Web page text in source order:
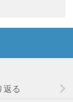
返る